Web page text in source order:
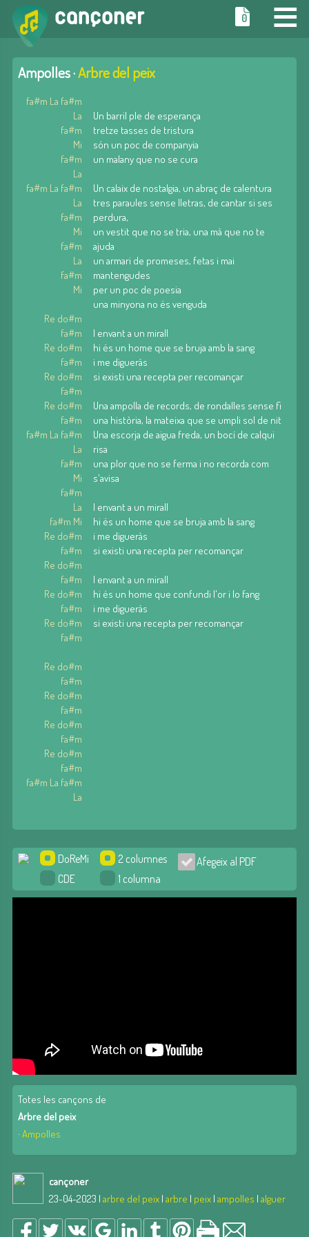
≡
0
Ampolles ·Arbre del peix
fa#m La fa#m
La
fa#m
Mi
fa#m
La
fa#m La fa#m
La
fa#m
Mi
fa#m
La
fa#m
Mi
Re do#m
fa#m
Re do#m
fa#m
Re do#m
fa#m
Re do#m
fa#m
fa#m La fa#m
La
fa#m
Mi
fa#m
La
fa#m Mi
Re do#m
fa#m
Re do#m
fa#m
Re do#m
fa#m
Re do#m
fa#m
Re do#m
fa#m
Re do#m
fa#m
Re do#m
fa#m
Re do#m
fa#m
fa#m La fa#m
La
Un barril ple de esperança
tretze tasses de tristura
són un poc de companyia
un malany que no se cura
Un calaix de nostalgia, un abraç de calentura
tres paraules sense lletras, de cantar si ses
perdura,
un vestit que no se tria, una mà que no te
ajuda
un armari de promeses, fetas i mai
mantengudes
per un poc de poesia
una minyona no és venguda
I envant a un mirall
hi és un home que se bruja amb la sang
i me digueràs
si existi una recepta per recomançar
Una ampolla de records, de rondalles sense fi
una història, la mateixa que se umpli sol de nit
Una escorja de aigua freda, un bocí de calqui
risa
una plor que no se ferma i no recorda com
s'avisa
I envant a un mirall
hi és un home que se bruja amb la sang
i me digueràs
si existi una recepta per recomançar
I envant a un mirall
hi és un home que confundi l'or i lo fang
i me digueràs
si existi una recepta per recomançar
DoReMi
CDE
2 columnes
1 columna
Afegeix al PDF
Totes les cançons de
Arbre del peix
· Ampolles
cançoner
23-04-2023 | arbre del peix | arbre | peix | ampolles | alguer